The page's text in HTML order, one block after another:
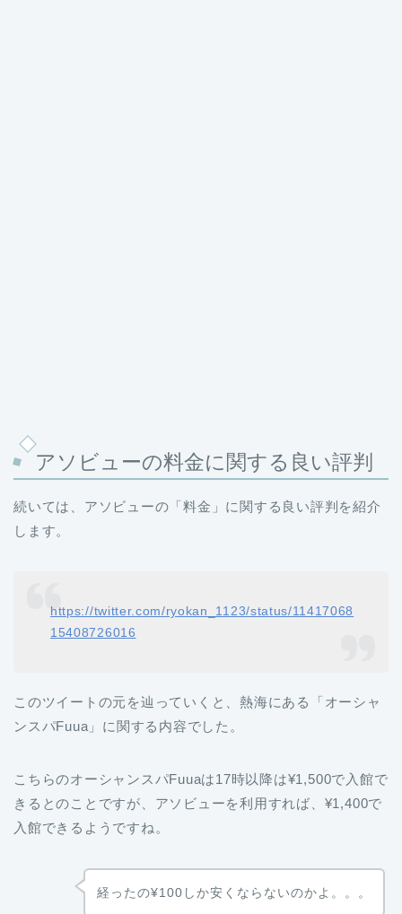
アソビューの料金に関する良い評判
続いては、アソビューの「料金」に関する良い評判を紹介
します。
https://twitter.com/ryokan_1123/status/11417068
15408726016
このツイートの元を辿っていくと、熱海にある「オーシャ
ンスパFuua」に関する内容でした。
こちらのオーシャンスパFuuaは17時以降は¥1,500で入館で
きるとのことですが、アソビューを利用すれば、¥1,400で
入館できるようですね。
経ったの¥100しか安くならないのかよ。。。